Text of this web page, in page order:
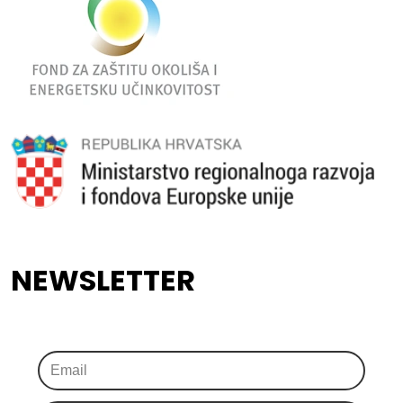
NEWSLETTER